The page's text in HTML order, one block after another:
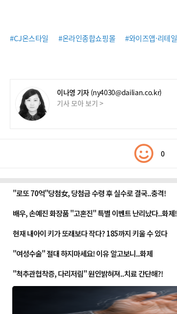
#CJ온스타일 #온라인종합쇼핑몰 #와이즈앱·리테일
이나영 기자 (ny4030@dailian.co.kr)
기사 모아 보기 >
0